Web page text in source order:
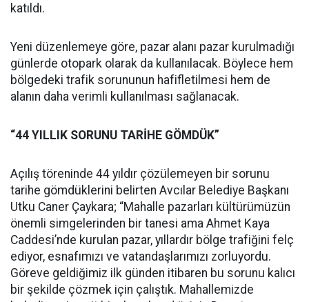
katıldı.
Yeni düzenlemeye göre, pazar alanı pazar kurulmadığı
günlerde otopark olarak da kullanılacak. Böylece hem
bölgedeki trafik sorununun hafifletilmesi hem de
alanın daha verimli kullanılması sağlanacak.
“44 YILLIK SORUNU TARİHE GÖMDÜK”
Açılış töreninde 44 yıldır çözülemeyen bir sorunu
tarihe gömdüklerini belirten Avcılar Belediye Başkanı
Utku Caner Çaykara; “Mahalle pazarları kültürümüzün
önemli simgelerinden bir tanesi ama Ahmet Kaya
Caddesi’nde kurulan pazar, yıllardır bölge trafiğini felç
ediyor, esnafımızı ve vatandaşlarımızı zorluyordu.
Göreve geldiğimiz ilk günden itibaren bu sorunu kalıcı
bir şekilde çözmek için çalıştık. Mahallemizde